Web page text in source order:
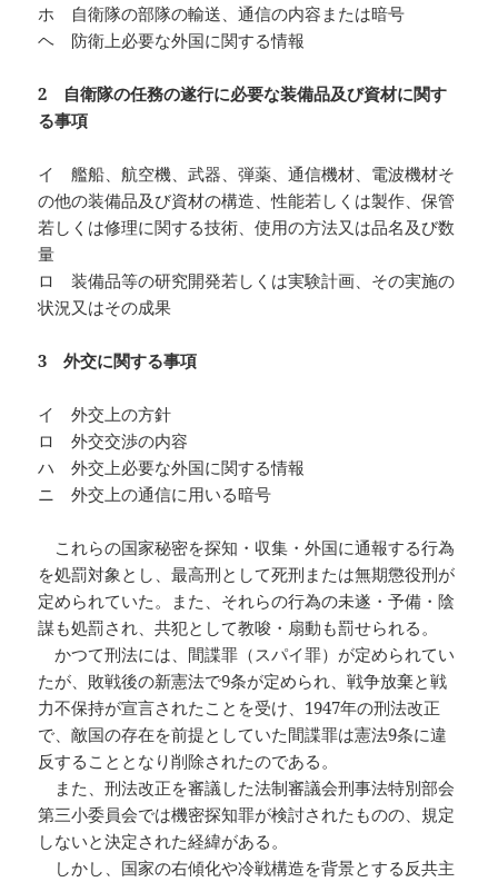
ホ 自衛隊の部隊の輸送、通信の内容または暗号
ヘ 防衛上必要な外国に関する情報
2 自衛隊の任務の遂行に必要な装備品及び資材に関す
る事項
イ 艦船、航空機、武器、弾薬、通信機材、電波機材そ
の他の装備品及び資材の構造、性能若しくは製作、保管
若しくは修理に関する技術、使用の方法又は品名及び数
量
ロ 装備品等の研究開発若しくは実験計画、その実施の
状況又はその成果
3 外交に関する事項
イ 外交上の方針
ロ 外交交渉の内容
ハ 外交上必要な外国に関する情報
ニ 外交上の通信に用いる暗号
これらの国家秘密を探知・収集・外国に通報する行為
を処罰対象とし、最高刑として死刑または無期懲役刑が
定められていた。また、それらの行為の未遂・予備・陰
謀も処罰され、共犯として教唆・扇動も罰せられる。
かつて刑法には、間諜罪（スパイ罪）が定められてい
たが、敗戦後の新憲法で9条が定められ、戦争放棄と戦
力不保持が宣言されたことを受け、1947年の刑法改正
で、敵国の存在を前提としていた間諜罪は憲法9条に違
反することとなり削除されたのである。
また、刑法改正を審議した法制審議会刑事法特別部会
第三小委員会では機密探知罪が検討されたものの、規定
しないと決定された経緯がある。
しかし、国家の右傾化や冷戦構造を背景とする反共主